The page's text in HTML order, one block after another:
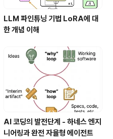
LLM 파인튜닝 기법 LoRA에 대
한 개념 이해
AI 코딩의 발전단계 - 하네스 엔지
니어링과 완전 자율형 에이전트